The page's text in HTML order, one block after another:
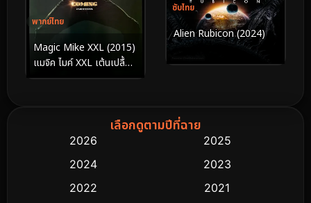
พากย์ไทย
Magic Mike XXL (2015)
แมจิค ไมค์ XXL เต้นเปลื้อง
ฝัน
ซับไทย
Alien Rubicon (2024)
เลือกดูตามปีที่ฉาย
2026
2025
2024
2023
2022
2021